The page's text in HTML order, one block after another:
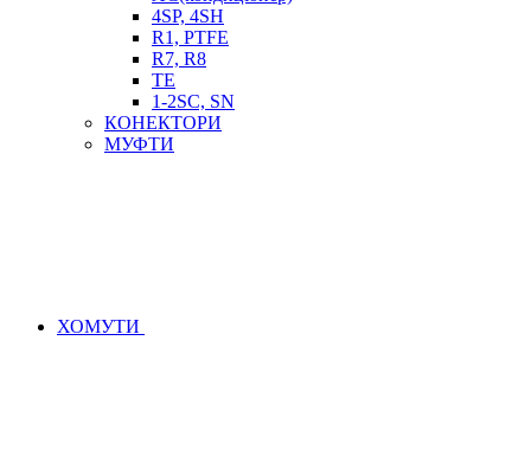
4SP, 4SH
R1, PTFE
R7, R8
TE
1-2SC, SN
КОНЕКТОРИ
МУФТИ
ХОМУТИ